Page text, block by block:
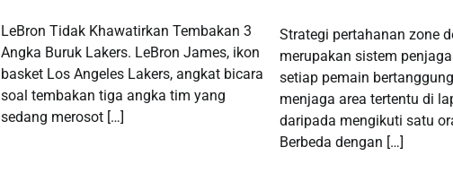
LeBron Tidak Khawatirkan Tembakan 3
Angka Buruk Lakers. LeBron James, ikon
basket Los Angeles Lakers, angkat bicara
soal tembakan tiga angka tim yang
sedang merosot […]
Strategi pertahanan zone
merupakan sistem
setiap pemain
menjaga area tertentu di
daripada mengikuti satu
Berbeda dengan […]